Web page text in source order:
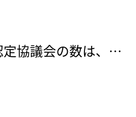
協議会の数は、…